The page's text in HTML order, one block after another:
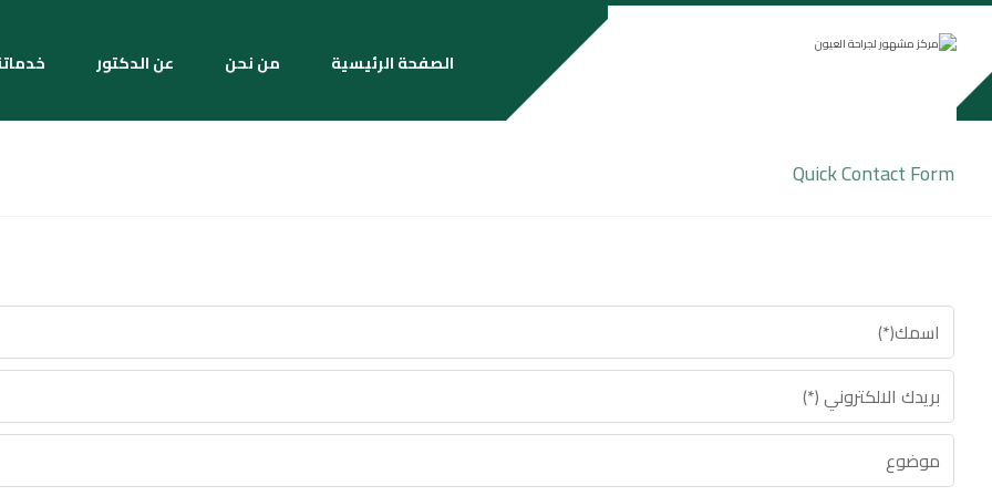
الصفحة الرئيسية من نحن عن الدكتور
Quick Contact Form